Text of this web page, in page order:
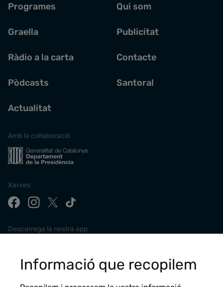
Programes
Graella
Ràdio a la carta
Pòdcasts
Actualitat
Qui som
Publicitat
Contacte
Santoral
Amb la col·laboració
Xarxes
Descarrega la nostra app
Informació que recopilem